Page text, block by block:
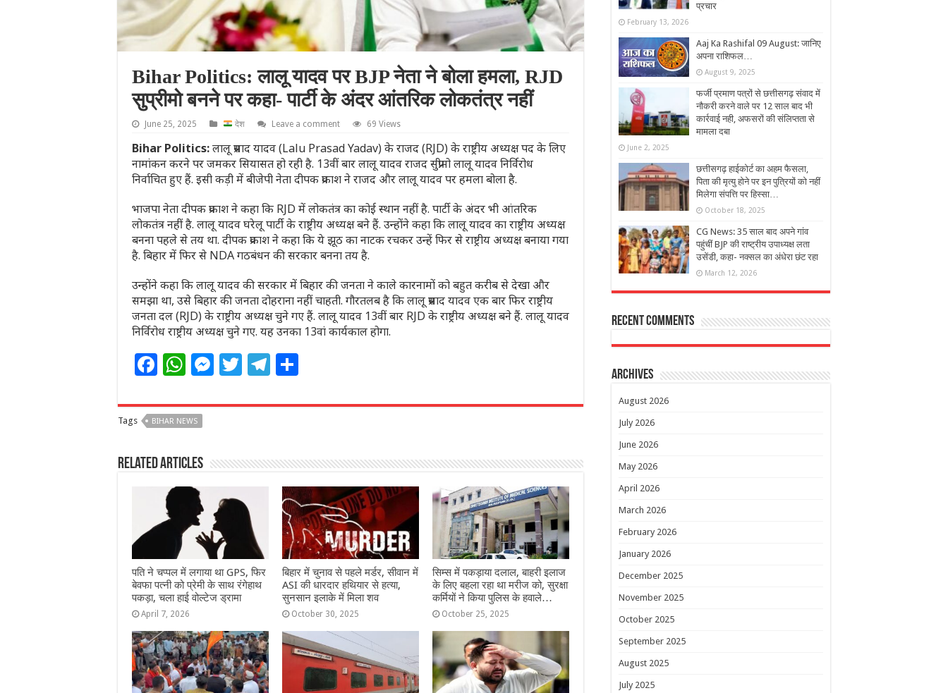
Bihar Politics: लालू यादव पर BJP नेता ने बोला हमला, RJD
सुप्रीमो बनने पर कहा- पार्टी के अंदर आंतरिक लोकतंत्र नहीं
June 25, 2025 देश Leave a comment 69 Views
Bihar Politics:लालू प्रसाद यादव (Lalu Prasad Yadav) के राजद (RJD) के राष्ट्रीय अध्यक्ष पद के लिए
नामांकन करने पर जमकर सियासत हो रही है. 13वीं बार लालू यादव राजद सुप्रीमो लालू यादव निर्विरोध
निर्वाचित हुए हैं. इसी कड़ी में बीजेपी नेता दीपक प्रकाश ने राजद और लालू यादव पर हमला बोला है.
भाजपा नेता दीपक प्रकाश ने कहा कि RJD में लोकतंत्र का कोई स्थान नहीं है. पार्टी के अंदर भी आंतरिक
लोकतंत्र नहीं है. लालू यादव घरेलू पार्टी के राष्ट्रीय अध्यक्ष बने हैं. उन्होंने कहा कि लालू यादव का राष्ट्रीय अध्यक्ष
बनना पहले से तय था. दीपक प्रकाश ने कहा कि ये झूठ का नाटक रचकर उन्हें फिर से राष्ट्रीय अध्यक्ष बनाया गया
है. बिहार में फिर से NDA गठबंधन की सरकार बनना तय है.
उन्होंने कहा कि लालू यादव की सरकार में बिहार की जनता ने काले कारनामों को बहुत करीब से देखा और
समझा था, उसे बिहार की जनता दोहराना नहीं चाहती. गौरतलब है कि लालू प्रसाद यादव एक बार फिर राष्ट्रीय
जनता दल (RJD) के राष्ट्रीय अध्यक्ष चुने गए हैं. लालू यादव 13वीं बार RJD के राष्ट्रीय अध्यक्ष बने हैं. लालू यादव
निर्विरोध राष्ट्रीय अध्यक्ष चुने गए. यह उनका 13वां कार्यकाल होगा.
F
c
e
b
o
o
k
W
at
s
A
p
p
M
ss
n
g
e
r
T
itt
r
T
e
ra
m
ar
Tags BIHAR NEWS
Related Articles
पति ने चप्पल में लगाया था GPS, फिर
बेवफा पत्नी को प्रेमी के साथ रंगेहाथ
पकड़ा, चला हाई वोल्टेज ड्रामा
April 7, 2026
बिहार में चुनाव से पहले मर्डर, सीवान में
ASI की धारदार हथियार से हत्या,
सुनसान इलाके में मिला शव
October 30, 2025
सिम्स में पकड़ाया दलाल, बाहरी इलाज
के लिए बहला रहा था मरीज को, सुरक्षा
कर्मियों ने किया पुलिस के हवाले…
October 25, 2025
प्रचार
February 13, 2026
Aaj Ka Rashifal 09 August: जानिए
अपना राशिफल…
August 9, 2025
फर्जी प्रमाण पत्रों से छत्तीसगढ़ संवाद में
नौकरी करने वाले पर 12 साल बाद भी
कार्रवाई नही, अफसरों की संलिप्तता से
मामला दबा
June 2, 2025
छत्तीसगढ़ हाईकोर्ट का अहम फैसला,
पिता की मृत्यु होने पर इन पुत्रियों को नहीं
मिलेगा संपत्ति पर हिस्सा…
October 18, 2025
CG News: 35 साल बाद अपने गांव
पहुंचीं BJP की राष्ट्रीय उपाध्यक्ष लता
उसेंडी, कहा- नक्सल का अंधेरा छंट रहा
March 12, 2026
Recent Comments
Archives
August 2026
July 2026
June 2026
May 2026
April 2026
March 2026
February 2026
January 2026
December 2025
November 2025
October 2025
September 2025
August 2025
July 2025